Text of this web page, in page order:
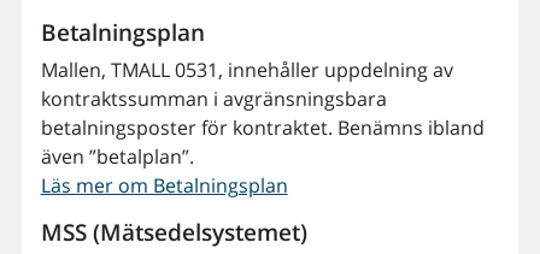
Betalningsplan
Mallen, TMALL 0531, innehåller uppdelning av
kontraktssumman i avgränsningsbara
betalningsposter för kontraktet. Benämns ibland
även ”betalplan”.
Läs mer om Betalningsplan
MSS (Mätsedelsystemet)